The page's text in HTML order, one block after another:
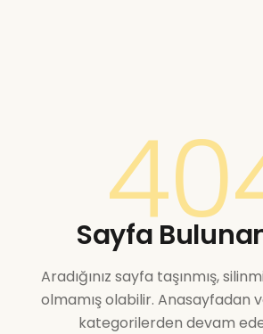
Sayfa
Aradığınız sayfa taşınmış,
olmamış olabilir. Anasayfadan
kategorilerden devam